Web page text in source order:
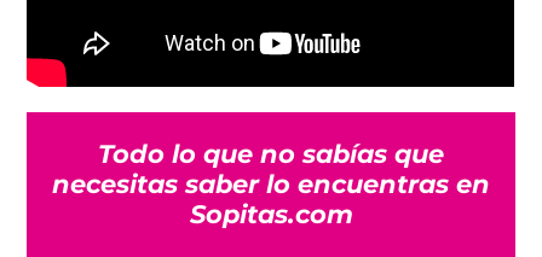
Todo lo que no sabías que
necesitas saber lo encuentras en
Sopitas.com